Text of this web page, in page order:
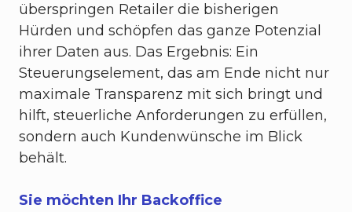
überspringen Retailer die bisherigen
Hürden und schöpfen das ganze Potenzial
ihrer Daten aus. Das Ergebnis: Ein
Steuerungselement, das am Ende nicht nur
maximale Transparenz mit sich bringt und
hilft, steuerliche Anforderungen zu erfüllen,
sondern auch Kundenwünsche im Blick
behält.
Sie möchten Ihr Backoffice